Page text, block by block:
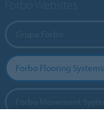
Forbo Flooring Systems